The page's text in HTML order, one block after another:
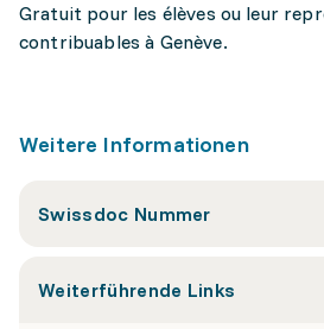
Gratuit pour les élèves ou leur
contribuables à Genève.
Weitere Informationen
Swissdoc Nummer
Weiterführende Links